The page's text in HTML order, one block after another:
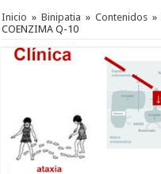
Inicio » Binipatia » Contenidos »
COENZIMA Q-10